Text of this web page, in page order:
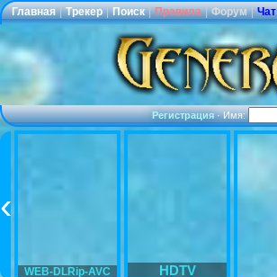
Главная | Трекер | Поиск | Правила | Форум | Чат
Регистрация·Имя:
WEB-DLRip-AVC HDTV